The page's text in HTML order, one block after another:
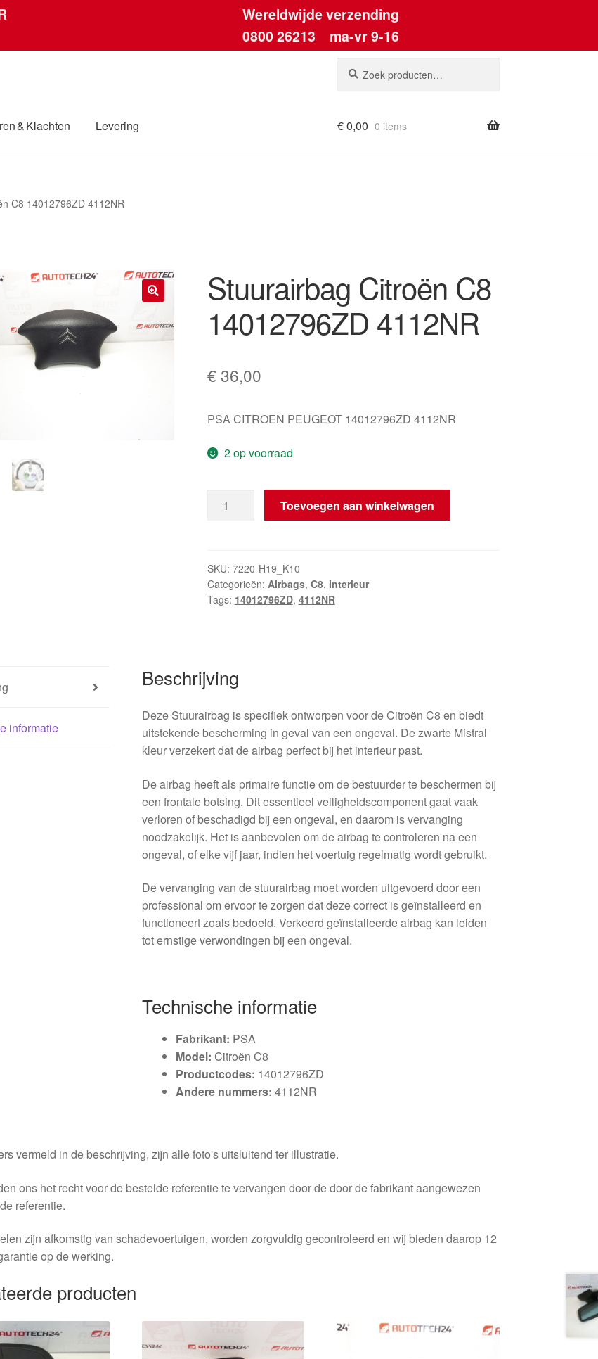
Wereldwijde verzending
0800 26213 ma-vr 9-16
naar:
& Klachten Levering
Winkelwagen
€0,00 0 items
C8 14012796ZD 4112NR
Stuurairbag Citroën C8
14012796ZD 4112NR
€ 36,00
PSA CITROEN PEUGEOT 14012796ZD 4112NR
2 op voorraad
Citroën
4112NR
aantal
Toevoegen aan winkelwagen
SKU: 7220-H19_K10
Categorieën: Airbags, C8, Interieur
Tags: 14012796ZD, 4112NR
informatie
Beschrijving
Deze Stuurairbag is specifiek ontworpen voor de Citroën C8 en biedt
uitstekende bescherming in geval van een ongeval. De zwarte Mistral
kleur verzekert dat de airbag perfect bij het interieur past.
De airbag heeft als primaire functie om de bestuurder te beschermen bij
een frontale botsing. Dit essentieel veiligheidscomponent gaat vaak
verloren of beschadigd bij een ongeval, en daarom is vervanging
noodzakelijk. Het is aanbevolen om de airbag te controleren na een
ongeval, of elke vijf jaar, indien het voertuig regelmatig wordt gebruikt.
De vervanging van de stuurairbag moet worden uitgevoerd door een
professional om ervoor te zorgen dat deze correct is geïnstalleerd en
functioneert zoals bedoeld. Verkeerd geïnstalleerde airbag kan leiden
tot ernstige verwondingen bij een ongeval.
Technische informatie
Fabrikant: PSA
Model: Citroën C8
Productcodes: 14012796ZD
Andere nummers: 4112NR
vermeld in de beschrijving, zijn alle foto's uitsluitend ter illustratie.
ons het recht voor de bestelde referentie te vervangen door de door de fabrikant aangewezen
referentie.
zijn afkomstig van schadevoertuigen, worden zorgvuldig gecontroleerd en wij bieden daarop 12
op de werking.
producten